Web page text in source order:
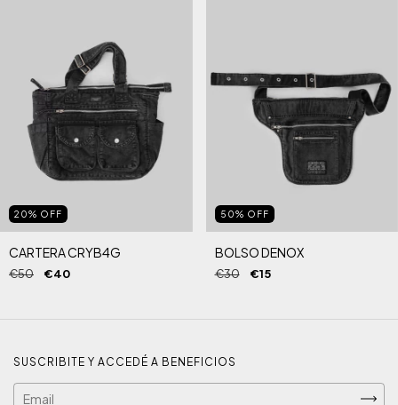
20% OFF
CARTERA CRYB4G
€50 €40
50% OFF
BOLSO DENOX
€30 €15
SUSCRIBITE Y ACCEDÉ A BENEFICIOS